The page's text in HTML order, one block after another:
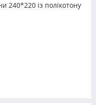
240*220 із полікотону